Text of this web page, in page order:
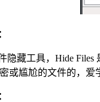
隐藏工具，Hide
或尴尬的文件的，